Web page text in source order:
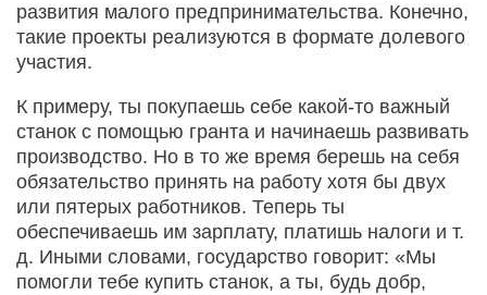
развития малого предпринимательства. Конечно,
такие проекты реализуются в формате долевого
участия.
К примеру, ты покупаешь себе какой-то важный
станок с помощью гранта и начинаешь развивать
производство. Но в то же время берешь на себя
обязательство принять на работу хотя бы двух
или пятерых работников. Теперь ты
обеспечиваешь им зарплату, платишь налоги и т.
д. Иными словами, государство говорит: «Мы
помогли тебе купить станок, а ты, будь добр,